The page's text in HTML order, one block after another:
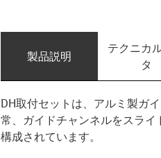
製品説明
テクニカ
タ
DH取付セットは、アルミ製ガ
常、ガイドチャンネルをスラ
構成されています。